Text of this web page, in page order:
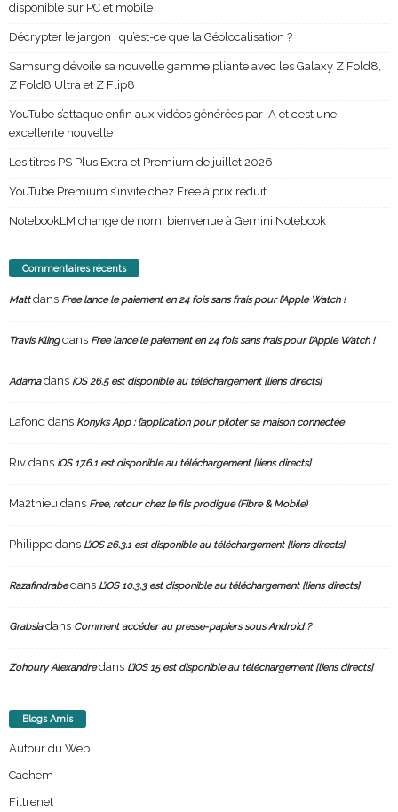
disponible sur PC et mobile
Décrypter le jargon : qu’est-ce que la Géolocalisation ?
Samsung dévoile sa nouvelle gamme pliante avec les Galaxy Z Fold8,
Z Fold8 Ultra et Z Flip8
YouTube s’attaque enfin aux vidéos générées par IA et c’est une
excellente nouvelle
Les titres PS Plus Extra et Premium de juillet 2026
YouTube Premium s’invite chez Free à prix réduit
NotebookLM change de nom, bienvenue à Gemini Notebook !
Commentaires récents
Mattdans Free lance le paiement en 24 fois sans frais pour l’Apple Watch !
Travis Klingdans Free lance le paiement en 24 fois sans frais pour l’Apple Watch !
Adamadans iOS 26.5 est disponible au téléchargement [liens directs]
Lafond dans Konyks App : l’application pour piloter sa maison connectée
Riv dans iOS 17.6.1 est disponible au téléchargement [liens directs]
Ma2thieu dans Free, retour chez le fils prodigue (Fibre & Mobile)
Philippe dans L’iOS 26.3.1 est disponible au téléchargement [liens directs]
Razafindrabedans L’iOS 10.3.3 est disponible au téléchargement [liens directs]
Grabsiadans Comment accéder au presse-papiers sous Android ?
Zohoury Alexandredans L’iOS 15 est disponible au téléchargement [liens directs]
Blogs Amis
Autour du Web
Cachem
Filtrenet